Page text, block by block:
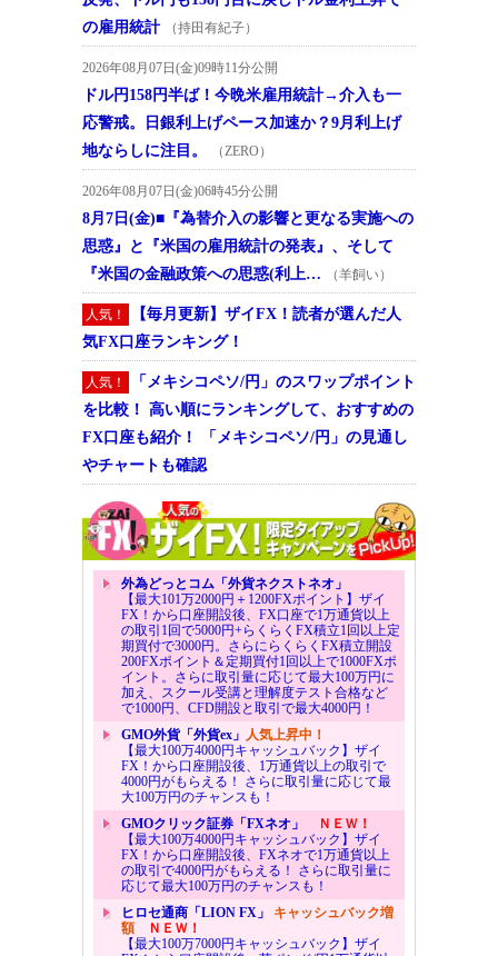
の雇用統計
（持田有紀子）
2026年08月07日(金)09時11分公開
ドル円158円半ば！今晩米雇用統計→介入も一
応警戒。日銀利上げペース加速か？9月利上げ
地ならしに注目。
（ZERO）
2026年08月07日(金)06時45分公開
8月7日(金)■『為替介入の影響と更なる実施への
思惑』と『米国の雇用統計の発表』、そして
『米国の金融政策への思惑(利上…
（羊飼い）
人気！
【毎月更新】ザイFX！読者が選んだ人
気FX口座ランキング！
人気！
「メキシコペソ/円」のスワップポイント
を比較！ 高い順にランキングして、おすすめの
FX口座も紹介！ 「メキシコペソ/円」の見通し
やチャートも確認
外為どっとコム「外貨ネクストネオ」
【最大101万2000円＋1200FXポイント】ザイ
FX！から口座開設後、FX口座で1万通貨以上
の取引1回で5000円+らくらくFX積立1回以上定
期買付で3000円。さらにらくらくFX積立開設
200FXポイント＆定期買付1回以上で1000FXポ
イント。さらに取引量に応じて最大100万円に
加え、スクール受講と理解度テスト合格など
で1000円、CFD開設と取引で最大4000円！
GMO外貨「外貨ex」 人気上昇中！
【最大100万4000円キャッシュバック】ザイ
FX！から口座開設後、1万通貨以上の取引で
4000円がもらえる！ さらに取引量に応じて最
大100万円のチャンスも！
GMOクリック証券「FXネオ」
ＮＥＷ！
【最大100万4000円キャッシュバック】ザイ
FX！から口座開設後、FXネオで1万通貨以上
の取引で4000円がもらえる！ さらに取引量に
応じて最大100万円のチャンスも！
ヒロセ通商「LION FX」 キャッシュバック増
額ＮＥＷ！
【最大100万7000円キャッシュバック】ザイ